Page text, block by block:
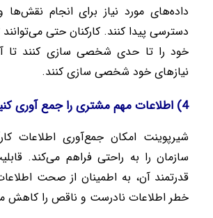
داده‌های مورد نیاز برای انجام
دسترسی پیدا کنند. کارکنان حتی
خود را تا حدی شخصی سازی کنند تا
نیازهای خود شخصی سازی کنند.
4) اطلاعات مهم مشتری را جمع آوری
شیرپوینت امکان جمع‌آوری اطلاعات
سازمان را به راحتی فراهم می‌کند.
قدرتمند آن، به اطمینان از صحت
خطر اطلاعات نادرست و ناقص را کاهش